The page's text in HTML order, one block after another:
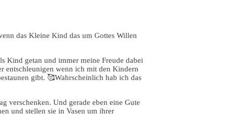
das Kleine Kind das um Gottes Willen
Kind getan und immer meine Freude dabei
entschleunigen wenn ich mit den Kindern
gibt. 🥰Wahrscheinlich hab ich das
verschenken. Und gerade eben eine Gute
und stellen sie in Vasen um ihrer